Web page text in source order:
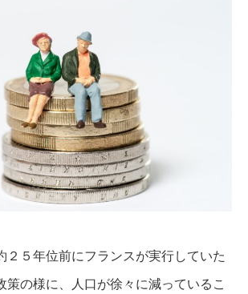
２５年位前にフランスが実行していた
策の様に、人口が徐々に減っているこ